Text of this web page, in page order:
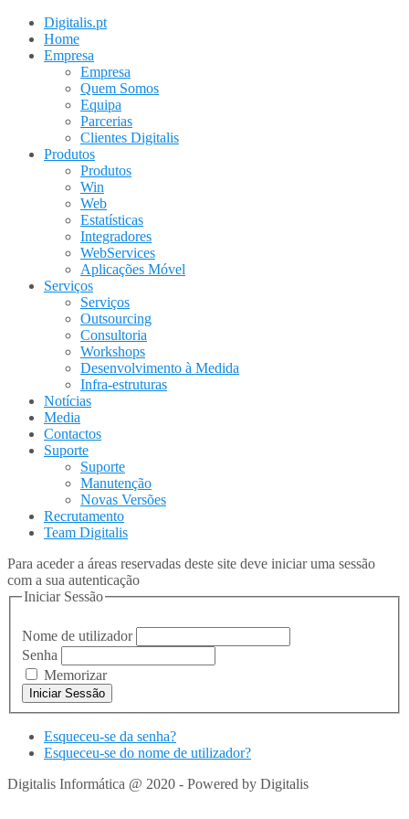
Digitalis.pt
Home
Empresa
Empresa
Quem Somos
Equipa
Parcerias
Clientes Digitalis
Produtos
Produtos
Win
Web
Estatísticas
Integradores
WebServices
Aplicações Móvel
Serviços
Serviços
Outsourcing
Consultoria
Workshops
Desenvolvimento à Medida
Infra-estruturas
Notícias
Media
Contactos
Suporte
Suporte
Manutenção
Novas Versões
Recrutamento
Team Digitalis
Para aceder a áreas reservadas deste site deve iniciar uma sessão
com a sua autenticação
Iniciar Sessão
Nome de utilizador
Senha
Memorizar
Esqueceu-se da senha?
Esqueceu-se do nome de utilizador?
Digitalis Informática @ 2020 - Powered by Digitalis